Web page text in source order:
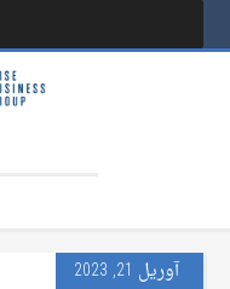
آوریل 21, 2023